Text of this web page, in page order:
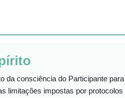
da consciência do Participante
limitações impostas por